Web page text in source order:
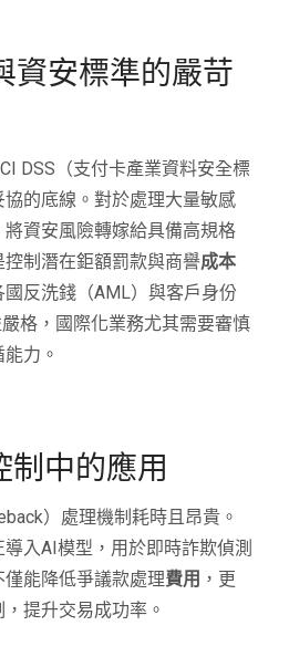
資安標準的嚴苛
DSS（支付卡產業資料安全標
的底線。對於處理大量敏感
資安風險轉嫁給具備高規格
制潛在鉅額罰款與商譽成本
反洗錢（AML）與客戶身份
格，國際化業務尤其需要審慎
力。
制中的應用
）處理機制耗時且昂貴。
入AI模型，用於即時詐欺偵測
能降低爭議款處理費用 ，更
提升交易成功率。